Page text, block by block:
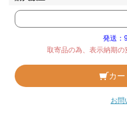
発送：
取寄品の為、表示納期
カー
お問